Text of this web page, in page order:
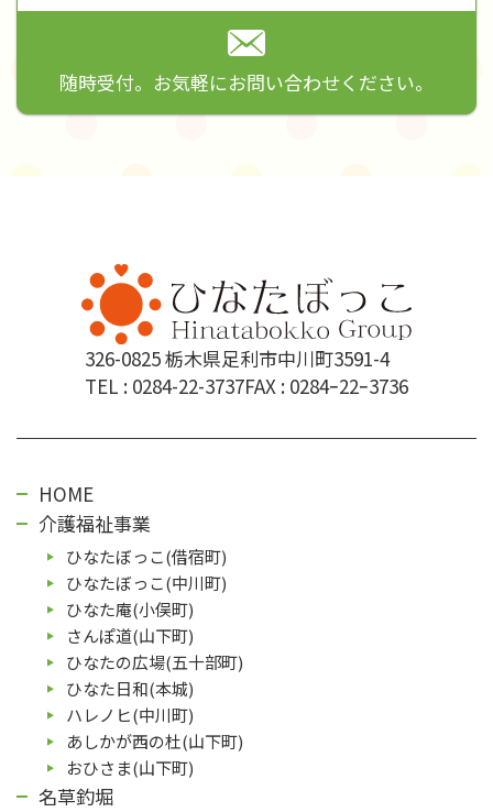
随時受付。お気軽にお問い合わせください。
326-0825 栃木県足利市中川町3591-4
TEL : 0284-22-3737FAX : 0284ｰ22ｰ3736
HOME
介護福祉事業
ひなたぼっこ(借宿町)
ひなたぼっこ(中川町)
ひなた庵(⼩俣町)
さんぽ道(⼭下町)
ひなたの広場(五⼗部町)
ひなた⽇和(本城)
ハレノヒ(中川町)
あしかが⻄の杜(⼭下町)
おひさま(山下町)
名草釣堀